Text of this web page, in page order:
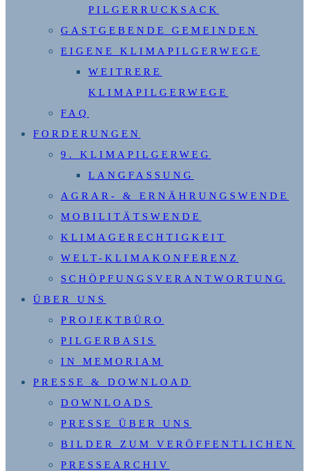
PILGERRUCKSACK
GASTGEBENDE GEMEINDEN
EIGENE KLIMAPILGERWEGE
WEITRERE
KLIMAPILGERWEGE
FAQ
FORDERUNGEN
9. KLIMAPILGERWEG
LANGFASSUNG
AGRAR- & ERNÄHRUNGSWENDE
MOBILITÄTSWENDE
KLIMAGERECHTIGKEIT
WELT-KLIMAKONFERENZ
SCHÖPFUNGSVERANTWORTUNG
ÜBER UNS
PROJEKTBÜRO
PILGERBASIS
IN MEMORIAM
PRESSE & DOWNLOAD
DOWNLOADS
PRESSE ÜBER UNS
BILDER ZUM VERÖFFENTLICHEN
PRESSEARCHIV